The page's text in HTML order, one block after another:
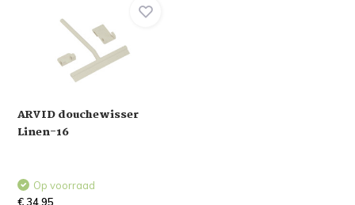
ARVID douchewisser
Linen-16
Op voorraad
€ 34,95